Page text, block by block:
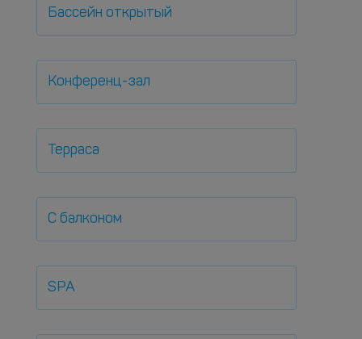
Бассейн открытый
Конференц-зал
Терраса
С балконом
SPA